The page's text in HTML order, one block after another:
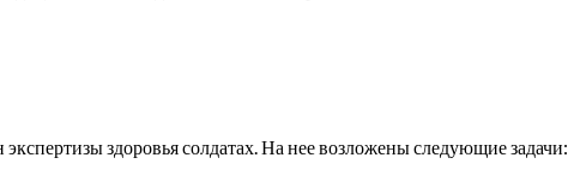
здоровья солдатах. На нее возложены следующие задачи: